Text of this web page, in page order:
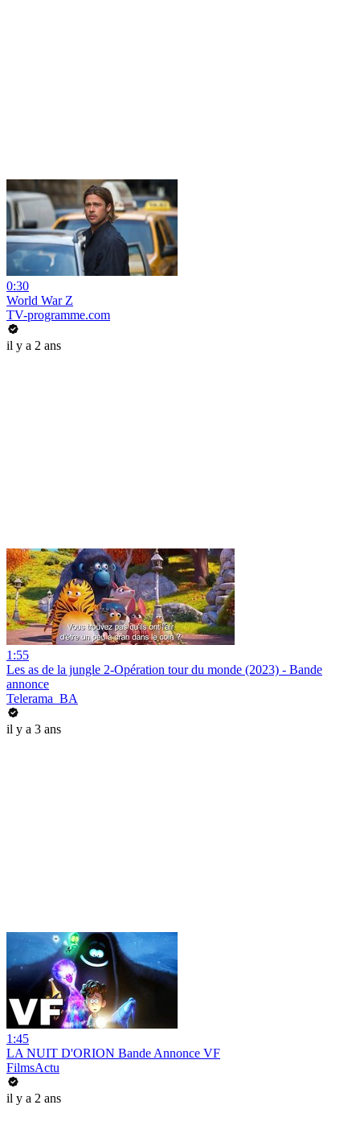
0:30
World War Z
TV-programme.com
il y a 2 ans
1:55
Les as de la jungle 2-Opération tour du monde (2023) - Bande
annonce
Telerama_BA
il y a 3 ans
1:45
LA NUIT D'ORION Bande Annonce VF
FilmsActu
il y a 2 ans